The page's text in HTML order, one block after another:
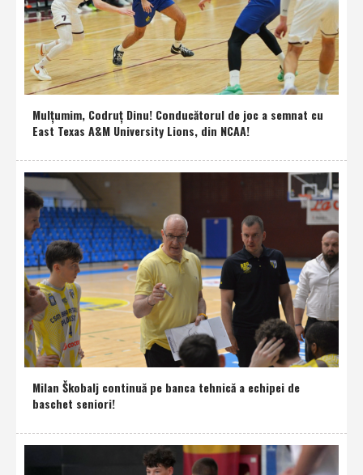
Mulţumim, Codruţ Dinu! Conducătorul de joc a semnat cu
East Texas A&M University Lions, din NCAA!
Milan Škobalj continuă pe banca tehnică a echipei de
baschet seniori!